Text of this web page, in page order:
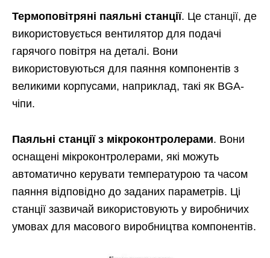
Термоповітряні паяльні станції. Це станції, де
використовується вентилятор для подачі
гарячого повітря на деталі. Вони
використовуються для паяння компонентів з
великими корпусами, наприклад, такі як BGA-
чіпи.
Паяльні станції з мікроконтролерами. Вони
оснащені мікроконтролерами, які можуть
автоматично керувати температурою та часом
паяння відповідно до заданих параметрів. Ці
станції зазвичай використовують у виробничих
умовах для масового виробництва компонентів.